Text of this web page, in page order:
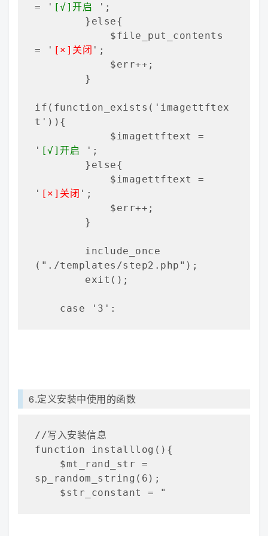
= ' [√]开启 ';
= ' [×]关闭 ';
if(function_exists('imagettftex
t')){
' [√]开启 ';
' [×]关闭 ';
("./templates/step2.php");
    case '3':
6.定义安装中使用的函数
//写入安装信息
function installlog(){
sp_random_string(6);
    $str_constant = "